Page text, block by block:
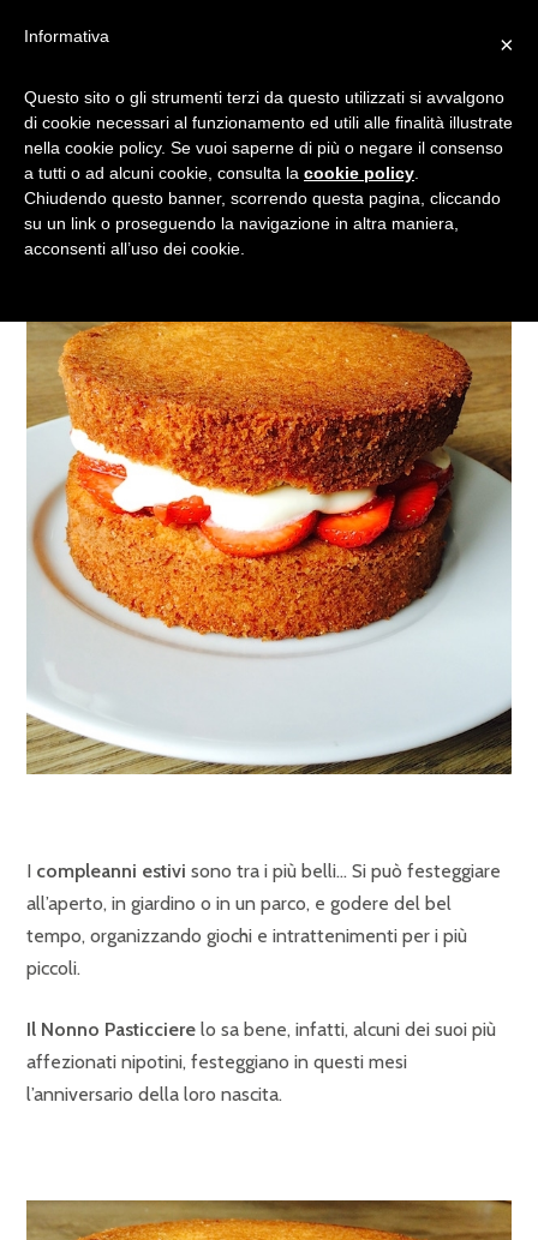
RICETTA TORTA DI
COMPLEANNO PANNA E
FRAGOLA
I compleanni estivi sono tra i più belli… Si può festeggiare
all’aperto, in giardino o in un parco, e godere del bel
tempo, organizzando giochi e intrattenimenti per i più
piccoli.
Il Nonno Pasticciere lo sa bene, infatti, alcuni dei suoi più
affezionati nipotini, festeggiano in questi mesi
l’anniversario della loro nascita.
×
Informativa
Questo sito o gli strumenti terzi da questo utilizzati si avvalgono
di cookie necessari al funzionamento ed utili alle finalità illustrate
nella cookie policy. Se vuoi saperne di più o negare il consenso
a tutti o ad alcuni cookie, consulta la cookie policy
Chiudendo questo banner, scorrendo questa pagina, cliccando
su un link o proseguendo la navigazione in altra maniera,
acconsenti all’uso dei cookie.